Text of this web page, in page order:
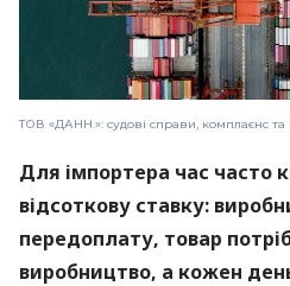
ТОВ «ДАНН.»: судові справи, комплаєнс
Для імпортера час часто
відсоткову ставку:
передоплату, товар
виробництво, а кожен